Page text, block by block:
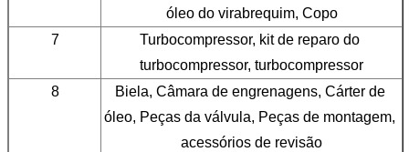
óleo do virabrequim, Copo
7
Turbocompressor, kit de reparo do
turbocompressor, turbocompressor
8
Biela, Câmara de engrenagens, Cárter de
óleo, Peças da válvula, Peças de montagem,
acessórios de revisão